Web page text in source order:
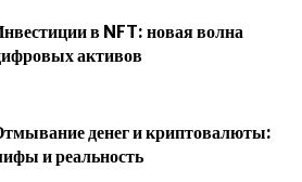
в NFT: новая волна
активов
денег и криптовалюты:
и реальность